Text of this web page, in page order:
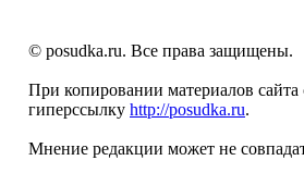
© posudka.ru. Все права защищены.
При копировании материалов сайта
гиперссылку http://posudka.ru.
Мнение редакции может не